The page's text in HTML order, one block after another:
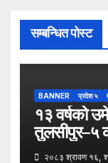
सम्बन्धित पोस्ट
BANNER प्रदेश ५
१३ वर्षको
तुलसीपुर–५
२०८३ श्रावण १६,